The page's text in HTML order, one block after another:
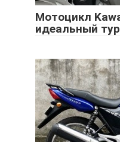
Мотоцикл
идеальный